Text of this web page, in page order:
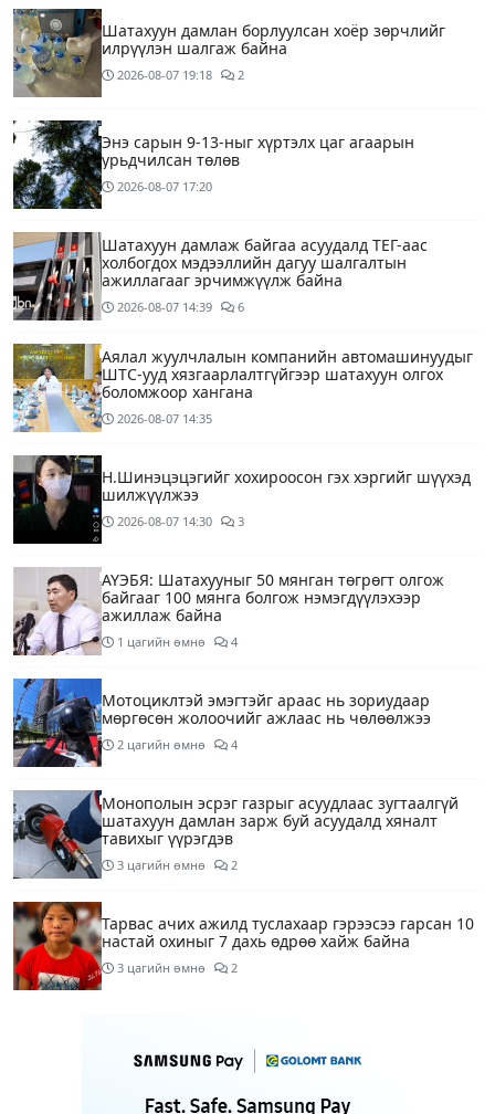
Шатахуун дамлан борлуулсан хоёр зөрчлийг
илрүүлэн шалгаж байна
2026-08-07 19:18 2
Энэ сарын 9-13-ныг хүртэлх цаг агаарын
урьдчилсан төлөв
2026-08-07 17:20
Шатахуун дамлаж байгаа асуудалд ТЕГ-аас
холбогдох мэдээллийн дагуу шалгалтын
ажиллагааг эрчимжүүлж байна
2026-08-07 14:39 6
Аялал жуулчлалын компанийн автомашинуудыг
ШТС-ууд хязгаарлалтгүйгээр шатахуун олгох
боломжоор хангана
2026-08-07 14:35
Н.Шинэцэцэгийг хохироосон гэх хэргийг шүүхэд
шилжүүлжээ
2026-08-07 14:30 3
АҮЭБЯ: Шатахууныг 50 мянган төгрөгт олгож
байгааг 100 мянга болгож нэмэгдүүлэхээр
ажиллаж байна
1 цагийн өмнө 4
Мотоциклтэй эмэгтэйг араас нь зориудаар
мөргөсөн жолоочийг ажлаас нь чөлөөлжээ
2 цагийн өмнө 4
Монополын эсрэг газрыг асуудлаас зугтаалгүй
шатахуун дамлан зарж буй асуудалд хяналт
тавихыг үүрэгдэв
3 цагийн өмнө 2
Тарвас ачих ажилд туслахаар гэрээсээ гарсан 10
настай охиныг 7 дахь өдрөө хайж байна
3 цагийн өмнө 2
торгууль ногдуулах, тусгай зөвшөөрлийг нь
цуцлах хүртэл арга хэмжээ авахыг сануулав